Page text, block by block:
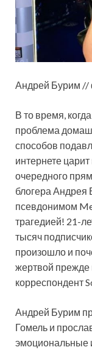
Андрей Бурим //
В то время,
проблема
способов
интернете
очередного
блогера Андрея
псевдонимом
трагедией! 21-
тысяч
произошло и
жертвой прежде
корреспондент
Андрей Бурим
Гомель и